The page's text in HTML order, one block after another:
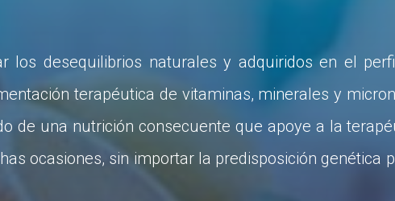
los desequilibrios naturales y adquiridos en el
terapéutica de vitaminas, minerales y
de una nutrición consecuente que apoye a la
ocasiones, sin importar la predisposición genética